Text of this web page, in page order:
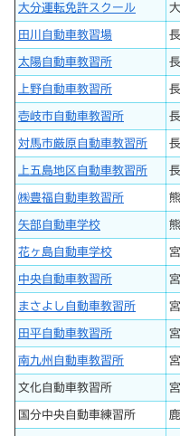
大分運転免許スクール
田川自動車教習場
太陽自動車教習所
上野自動車教習所
壱岐市自動車教習所
対馬市厳原自動車教習所
上五島地区自動車教習所
㈱豊福自動車教習所
矢部自動車学校
花ヶ島自動車学校
中央自動車教習所
まさよし自動車教習所
田平自動車教習所
南九州自動車教習所
文化自動車教習所
国分中央自動車練習所